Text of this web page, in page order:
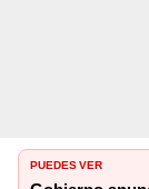
PUEDES VER